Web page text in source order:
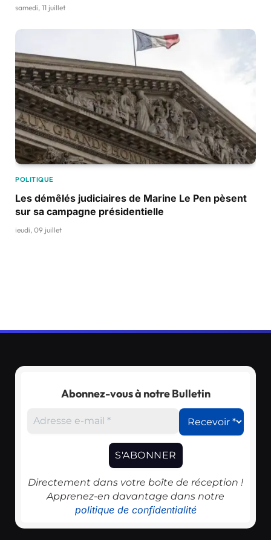
samedi, 11 juillet
POLITIQUE
Les démêlés judiciaires de Marine Le Pen pèsent
sur sa campagne présidentielle
jeudi, 09 juillet
Abonnez-vous à notre Bulletin
Directement dans votre boîte de réception !
Apprenez-en davantage dans notre
politique de confidentialité